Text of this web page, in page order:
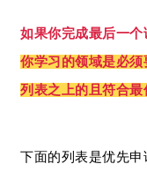
如果你完成最后一
你学习的领域是必
列表之上的且符合最
下面的列表是优先申